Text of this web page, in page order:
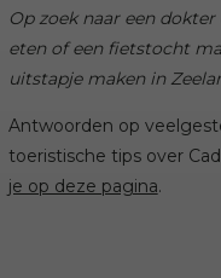
Op zoek naar een
eten of een fietstocht
uitstapje maken in
Antwoorden op
toeristische tips over
je op deze pagina.